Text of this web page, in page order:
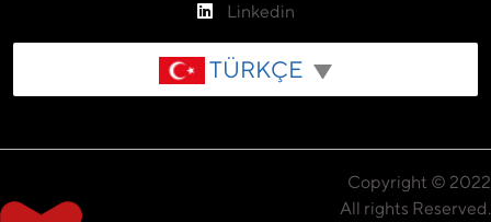
Linkedin
TÜRKÇE
Copyright © 2022
All rights Reserved.